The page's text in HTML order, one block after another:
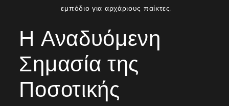
εμπόδιο για αρχάριους παίκτες.
Η Αναδυόμενη
Σημασία της
Ποσοτικής